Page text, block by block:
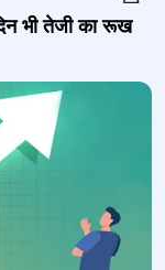
भी तेजी का रूख